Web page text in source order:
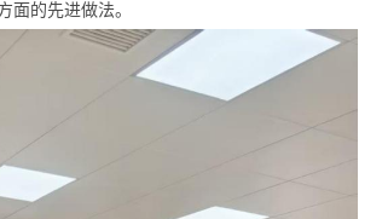
面的先进做法。